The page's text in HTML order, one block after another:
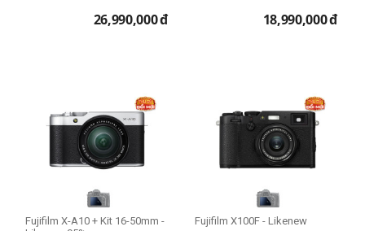
26,990,000đ 18,990,000đ
Fujifilm X-A10 + Kit 16-50mm -
Fujifilm X100F - Likenew